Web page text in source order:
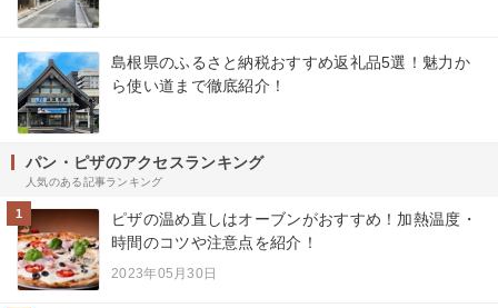
島根県のふるさと納税おすすめ返礼品5選！魅力か
ら使い道まで徹底紹介！
パン・ピザのアクセスランキング
人気のある記事ランキング
1
ピザの温め直しはオーブンがおすすめ！加熱温度・
時間のコツや注意点を紹介！
2023年05月30日